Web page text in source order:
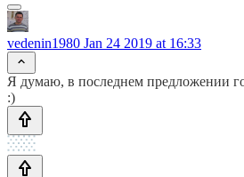
vedenin1980 Jan 24 2019 at 16:33
Я думаю, в последнем предложении
:)